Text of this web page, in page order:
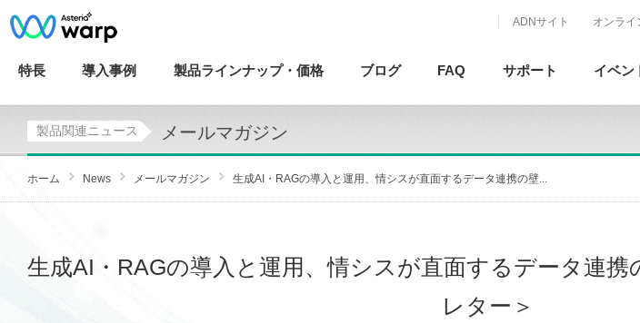
ADNサイト オンライ
特長 導入事例 製品ラインナップ・ 価格 ブログ FAQ サポート イベン
製品関連ニュース メールマガジン
ホーム News メールマガジン 生成AI・RAGの導入と運用、情シスが直面するデータ連携の壁...
生成AI・RAGの導入と運用、情シスが直面するデータ連携
レター＞